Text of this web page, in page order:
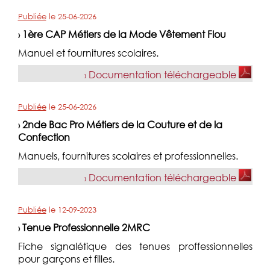
Publiéele 25-06-2026
› 1ère CAP Métiers de la Mode Vêtement Flou
Manuel et fournitures scolaires.
› Documentation téléchargeable
Publiéele 25-06-2026
› 2nde Bac Pro Métiers de la Couture et de la
Confection
Manuels, fournitures scolaires et professionnelles.
› Documentation téléchargeable
Publiéele 12-09-2023
› Tenue Professionnelle 2MRC
Fiche signalétique des tenues proffessionnelles
pour garçons et filles.